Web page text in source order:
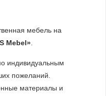
мебель на
Mebel»
индивидуальным
пожеланий.
материалы и